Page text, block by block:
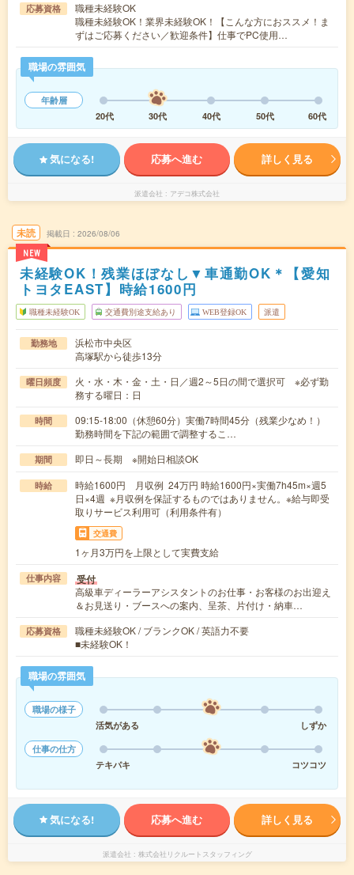
応募資格
職種未経験OK
職種未経験OK！業界未経験OK！【こんな方におススメ！ま
ずはご応募ください／歓迎条件】仕事でPC使用…
職場の雰囲気
年齢層
20代
30代 40代 50代 60代
気になる! 応募へ進む 詳しく見る
派遣会社 アデコ株式会社
未読
NEW
掲載日 2026/08/06
未経験OK！残業ほぼなし▼車通勤OK＊【愛知
トヨタEAST】時給1600円
職種未経験OK 交通費別途支給あり WEB登録OK 派遣
勤務地
浜松市中央区
高塚駅から徒歩13分
曜日頻度
火・水・木・金・土・日／週2～5日の間で選択可 ※必ず勤
務する曜日：日
時間
09:15-18:00（休憩60分）実働7時間45分（残業少なめ！）
勤務時間を下記の範囲で調整するこ…
期間 即日～長期 ※開始日相談OK
時給
時給1600円 月収例 24万円 時給1600円×実働7h45m×週5
日×4週 ※月収例を保証するものではありません。※給与即受
取りサービス利用可（利用条件有）
交通費
1ヶ月3万円を上限として実費支給
仕事内容 受付
高級車ディーラーアシスタントのお仕事・お客様のお出迎え
＆お見送り・ブースへの案内、呈茶、片付け・納車…
応募資格
職種未経験OK / ブランクOK / 英語力不要
■未経験OK！
職場の雰囲気
職場の様子
活気がある
しずか
仕事の仕方
テキパキ
コツコツ
気になる! 応募へ進む 詳しく見る
派遣会社 株式会社リクルートスタッフィング